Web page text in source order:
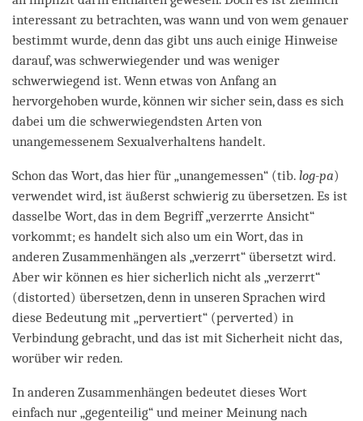
interessant zu betrachten, was wann und von wem genauer
bestimmt wurde, denn das gibt uns auch einige Hinweise
darauf, was schwerwiegender und was weniger
schwerwiegend ist. Wenn etwas von Anfang an
hervorgehoben wurde, können wir sicher sein, dass es sich
dabei um die schwerwiegendsten Arten von
unangemessenem Sexualverhaltens handelt.
Schon das Wort, das hier für „unangemessen“ (tib. log-pa)
verwendet wird, ist äußerst schwierig zu übersetzen. Es ist
dasselbe Wort, das in dem Begriff „verzerrte Ansicht“
vorkommt; es handelt sich also um ein Wort, das in
anderen Zusammenhängen als „verzerrt“ übersetzt wird.
Aber wir können es hier sicherlich nicht als „verzerrt“
(distorted) übersetzen, denn in unseren Sprachen wird
diese Bedeutung mit „pervertiert“ (perverted) in
Verbindung gebracht, und das ist mit Sicherheit nicht das,
worüber wir reden.
In anderen Zusammenhängen bedeutet dieses Wort
einfach nur „gegenteilig“ und meiner Meinung nach